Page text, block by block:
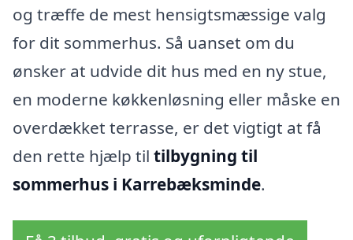
og træffe de mest hensigtsmæssige valg
for dit sommerhus. Så uanset om du
ønsker at udvide dit hus med en ny stue,
en moderne køkkenløsning eller måske en
overdækket terrasse, er det vigtigt at få
den rette hjælp til tilbygning til
sommerhus i Karrebæksminde.